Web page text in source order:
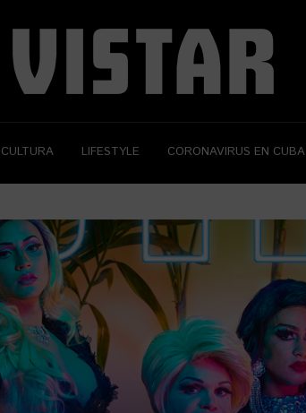
CULTURA LIFESTYLE CORONAVIRUS EN CUBA